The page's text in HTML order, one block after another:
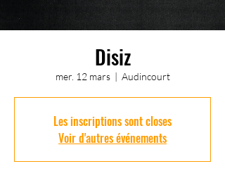
Disiz
mer. 12 mars
  |
Audincourt
Les inscriptions sont closes
Voir d'autres événements